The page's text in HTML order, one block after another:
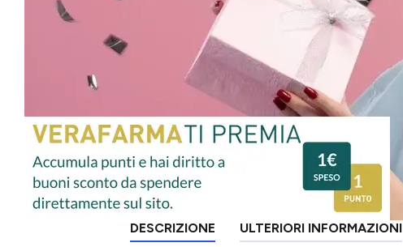
DESCRIZIONE ULTERIORI INFORMAZIONI